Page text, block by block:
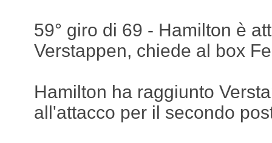
59° giro di 69 - Hamilton è
Verstappen, chiede al box
Hamilton ha raggiunto
all'attacco per il secondo